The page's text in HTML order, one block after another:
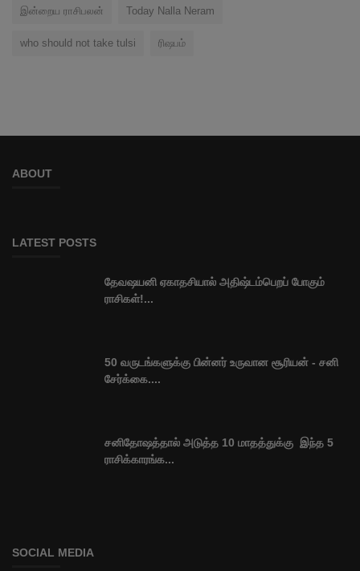
இன்றைய ராசிபலன் Today Nalla Neram
who should not take tulsi ரிஷபம்
ABOUT
LATEST POSTS
தேவஷயனி ஏகாதசியால் அதிஷ்டம்பெறப் போகும்
ராசிகள்!...
50 வருடங்களுக்கு பின்னர் உருவான சூரியன் - சனி
சேர்க்கை....
சனிதோஷத்தால் அடுத்த 10 மாதத்துக்கு இந்த 5
ராசிக்காரங்க...
SOCIAL MEDIA